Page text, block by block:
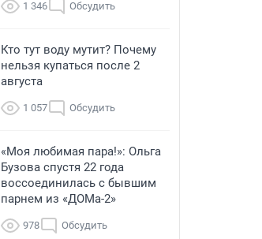
1 346 Обсудить
Кто тут воду мутит? Почему
нельзя купаться после 2
августа
1 057 Обсудить
«Моя любимая пара!»: Ольга
Бузова спустя 22 года
воссоединилась с бывшим
парнем из «ДОМа-2»
978 Обсудить